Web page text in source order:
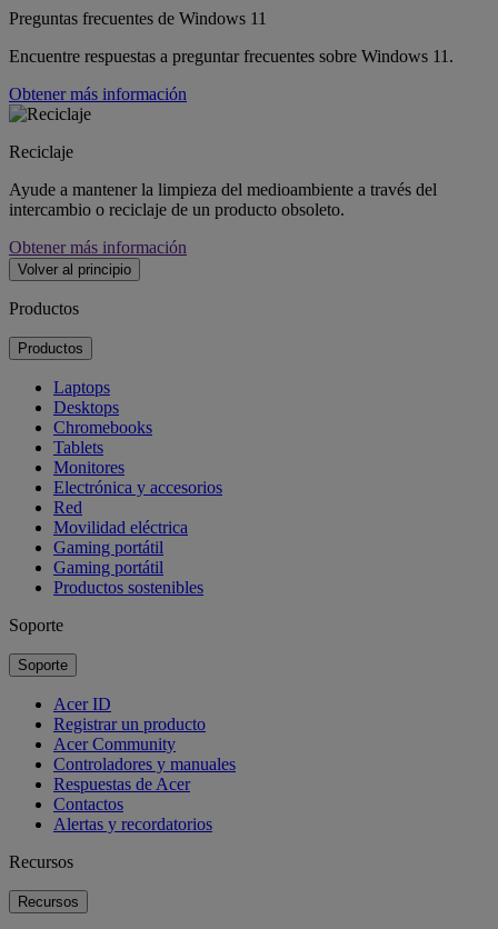
Preguntas frecuentes de Windows 11
Encuentre respuestas a preguntar frecuentes sobre Windows 11.
Obtener más información
Reciclaje
Ayude a mantener la limpieza del medioambiente a través del
intercambio o reciclaje de un producto obsoleto.
Obtener más información
Volver al principio
Productos
Productos
Laptops
Desktops
Chromebooks
Tablets
Monitores
Electrónica y accesorios
Red
Movilidad eléctrica
Gaming portátil
Gaming portátil
Productos sostenibles
Soporte
Soporte
Acer ID
Registrar un producto
Acer Community
Controladores y manuales
Respuestas de Acer
Contactos
Alertas y recordatorios
Recursos
Recursos